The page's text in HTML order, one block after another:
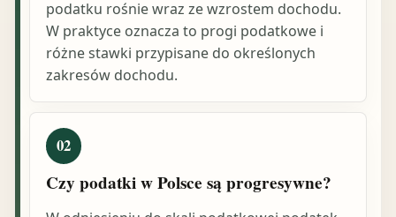
podatku rośnie wraz ze wzrostem dochodu.
W praktyce oznacza to progi podatkowe i
różne stawki przypisane do określonych
zakresów dochodu.
02
Czy podatki w Polsce są progresywne?